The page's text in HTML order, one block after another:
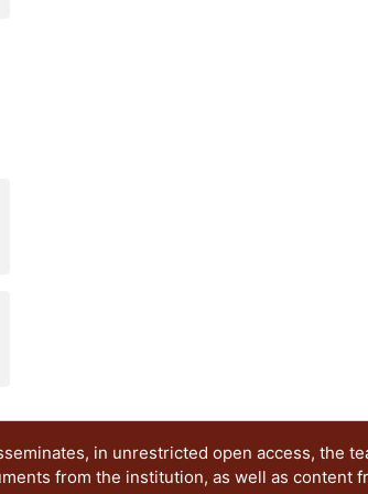
in unrestricted open access, the
from the institution, as well as